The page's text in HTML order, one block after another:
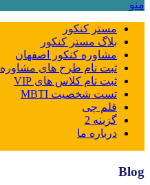
منو
مستر کنکور
بلاگ مستر کنکور
مشاوره کنکور اصفهان
ثبت نام طرح های مشاوره
ثبت نام کلاس های VIP
تست شخصیت MBTI
قلم چی
گزینه 2
درباره ما
Blog